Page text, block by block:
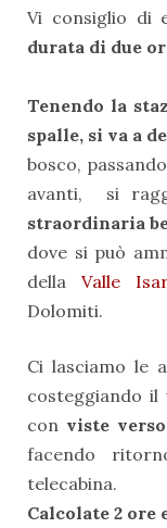
Vi consiglio di
durata di due
Tenendo la
spalle, si va a
bosco,
avanti, si
straordinaria
dove si può
dellaValle
Dolomiti.
Ci lasciamo le
costeggiando il
con viste
facendo
telecabina.
Calcolate 2